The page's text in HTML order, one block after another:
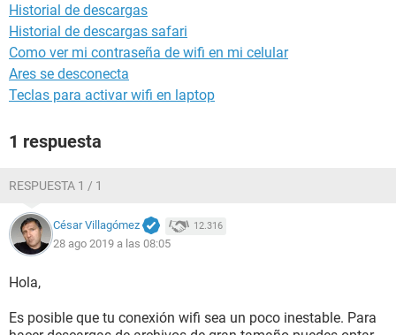
Configuración: Android / Chrome 76.0.3809.111
Historial de descargas
Historial de descargas safari
Como ver mi contraseña de wifi en mi celular
Ares se desconecta
Teclas para activar wifi en laptop
1 respuesta
RESPUESTA 1 / 1
César Villagómez 12.316
28 ago 2019 a las 08:05
Hola,
Es posible que tu conexión wifi sea un poco inestable. Para